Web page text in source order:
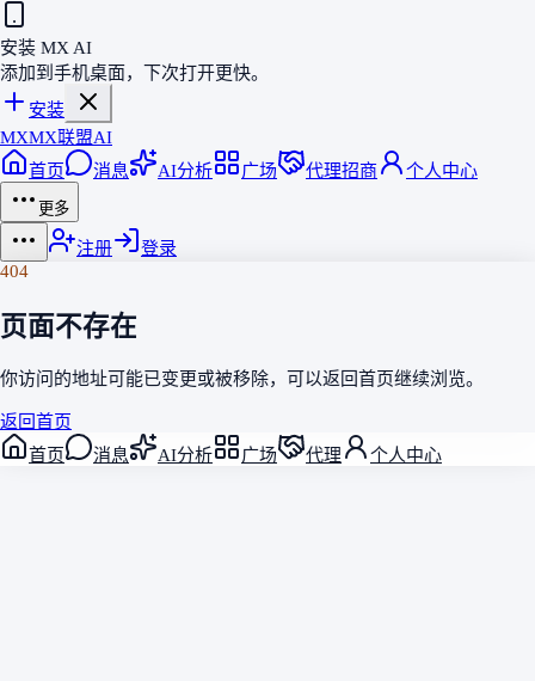
安装 MX AI
添加到手机桌面，下次打开更快。
安装
MXMX联盟AI
首页
消息 AI分析 广场 代理招商 个人中心
更多
注册
登录
404
页面不存在
你访问的地址可能已变更或被移除，可以返回 首页继续浏览。
返回首页
首页
消息 AI分析 广场 代理 个人中心